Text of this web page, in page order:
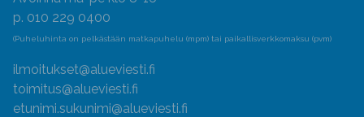
p. 010 229 0400
(Puheluhinta on pelkästään matkapuhelu (mpm) tai paikallisverkkomaksu (pvm)
ilmoitukset@alueviesti.fi
toimitus@alueviesti.fi
etunimi.sukunimi@alueviesti.fi